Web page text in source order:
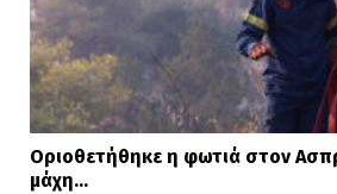
Οριοθετήθηκε η φωτιά στον
μάχη…